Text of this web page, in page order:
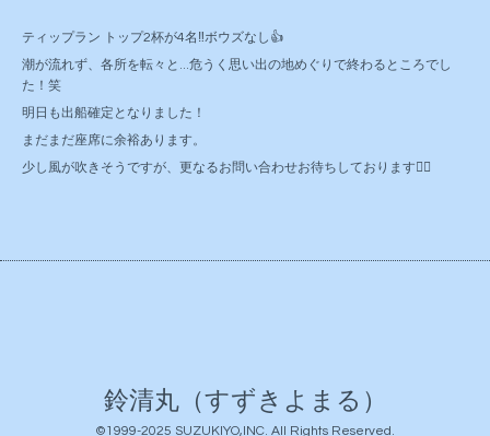
ティップラン トップ2杯が4名‼️ボウズなし👍
潮が流れず、各所を転々と...危うく思い出の地めぐりで終わるところでし
た！笑
明日も出船確定となりました！
まだまだ座席に余裕あります。
少し風が吹きそうですが、更なるお問い合わせお待ちしております🙇‍♂️
鈴清丸（すずきよまる）
©1999-2025 SUZUKIYO,INC. All Rights Reserved.